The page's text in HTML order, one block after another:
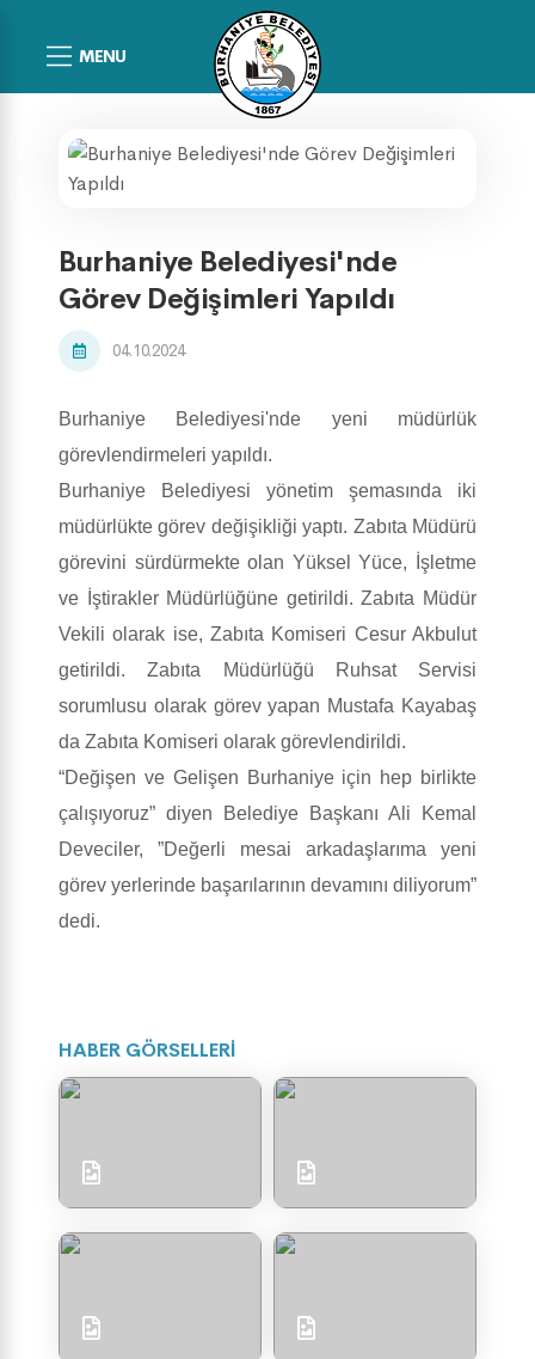
MENU
Burhaniye Belediyesi'nde
Görev Değişimleri Yapıldı
04.10.2024
Burhaniye Belediyesi'nde yeni müdürlük
görevlendirmeleri yapıldı.
Burhaniye Belediyesi yönetim şemasında iki
müdürlükte görev değişikliği yaptı. Zabıta Müdürü
görevini sürdürmekte olan Yüksel Yüce, İşletme
ve İştirakler Müdürlüğüne getirildi. Zabıta Müdür
Vekili olarak ise, Zabıta Komiseri Cesur Akbulut
getirildi. Zabıta Müdürlüğü Ruhsat Servisi
sorumlusu olarak görev yapan Mustafa Kayabaş
da Zabıta Komiseri olarak görevlendirildi.
“Değişen ve Gelişen Burhaniye için hep birlikte
çalışıyoruz” diyen Belediye Başkanı Ali Kemal
Deveciler, ”Değerli mesai arkadaşlarıma yeni
görev yerlerinde başarılarının devamını diliyorum”
dedi.
HABER GÖRSELLERİ